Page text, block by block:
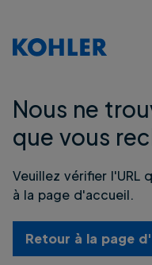
Nous ne
que vous
Veuillez vérifier l'URL
à la page d'accueil.
Retour à la page